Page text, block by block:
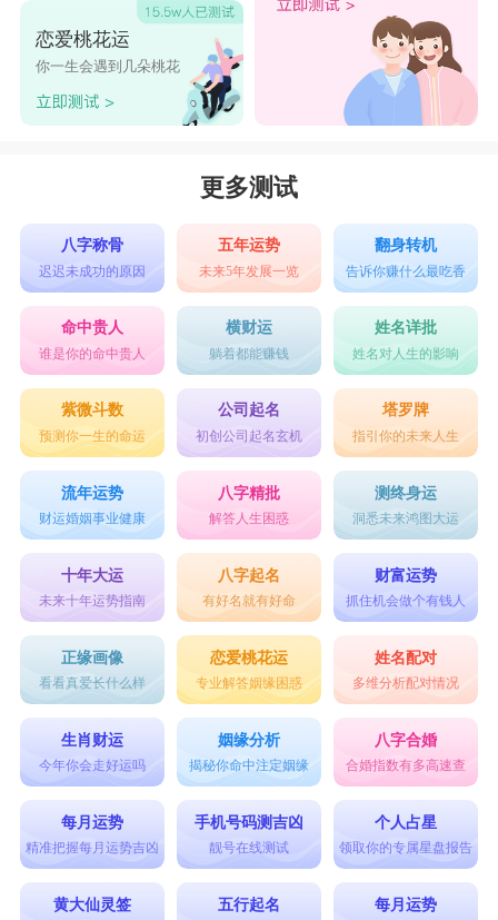
烽达、玮瀚、建璋、慕锦、贝瑾、玮光
春桦、鹏帆、建翰、星运、建润、贝融
琦翰、星桦、烽锦、慕桦、星润、祺达
建桦、凡融、鹏瀚、星桦、皓道、建树
星瑾、烽龙、梵帆、强豪、若菲、圣龙
属龙宝宝性格缺点
1、有半途而废的习惯，有时候会三分钟热度，不
够坚持。
2、情绪不稳，富梦想，茫然不可捉摸，性格傲慢
缺乏宽大心胸。
3、自制力欠佳，骄傲自大，不愿认错，有些无理
取闹，盛气凌人。
4、缺乏灵活性，不够含蓄，做事过于直接果断，
让人一眼就看穿。
5、无法抗拒温柔粉红陷阱，一生中有数不尽多采
多姿罗曼史。要防范烂桃花，以免带来麻烦和烦
恼。
6、才华出众不免自负，好大喜功有时经不起挫折
和考验。
7、无法承受失败，一失败即落慌而逃，容易一蹶
不振，缺乏坚忍不拨的个性。
8、常无法忍受他人差劲的办事能力而批评他人，
恋爱桃花运
你一生会遇到几朵桃花
更多测试
八字称骨
迟迟未成功的原因
五年运势
未来5年发展一览
翻身转机
告诉你赚什么最吃香
命中贵人
谁是你的命中贵人
横财运
躺着都能赚钱
姓名详批
姓名对人生的影响
紫微斗数
预测你一生的命运
公司起名
初创公司起名玄机
塔罗牌
指引你的未来人生
流年运势
财运婚姻事业健康
八字精批
解答人生困惑
测终身运
洞悉未来鸿图大运
十年大运
未来十年运势指南
八字起名
有好名就有好命
财富运势
抓住机会做个有钱人
正缘画像
看看真爱长什么样
恋爱桃花运
专业解答姻缘困惑
姓名配对
多维分析配对情况
生肖财运
今年你会走好运吗
姻缘分析
揭秘你命中注定姻缘
八字合婚
合婚指数有多高速查
每月运势
精准把握每月运势吉凶
手机号码测吉凶
靓号在线测试
个人占星
领取你的专属星盘报告
黄大仙灵签 五行起名 每月运势